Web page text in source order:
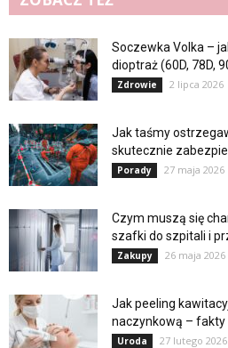
Soczewka Volka –
dioptraż (60D, 78D,
Zdrowie 2 lipca 2026
Jak taśmy
skutecznie
Porady 27 maja 2026
Czym muszą się
szafki do szpitali i
Zakupy 26 maja 2026
Jak peeling
naczynkową – fakty
Uroda 27 lutego 2026